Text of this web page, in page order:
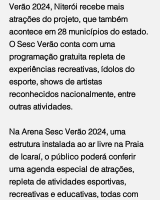
Verão 2024, Niterói recebe mais
atrações do projeto, que também
acontece em 28 municípios do estado.
O Sesc Verão conta com uma
programação gratuita repleta de
experiências recreativas, ídolos do
esporte, shows de artistas
reconhecidos nacionalmente, entre
outras atividades.
Na Arena Sesc Verão 2024, uma
estrutura instalada ao ar livre na Praia
de Icaraí, o público poderá conferir
uma agenda especial de atrações,
repleta de atividades esportivas,
recreativas e educativas, todas com